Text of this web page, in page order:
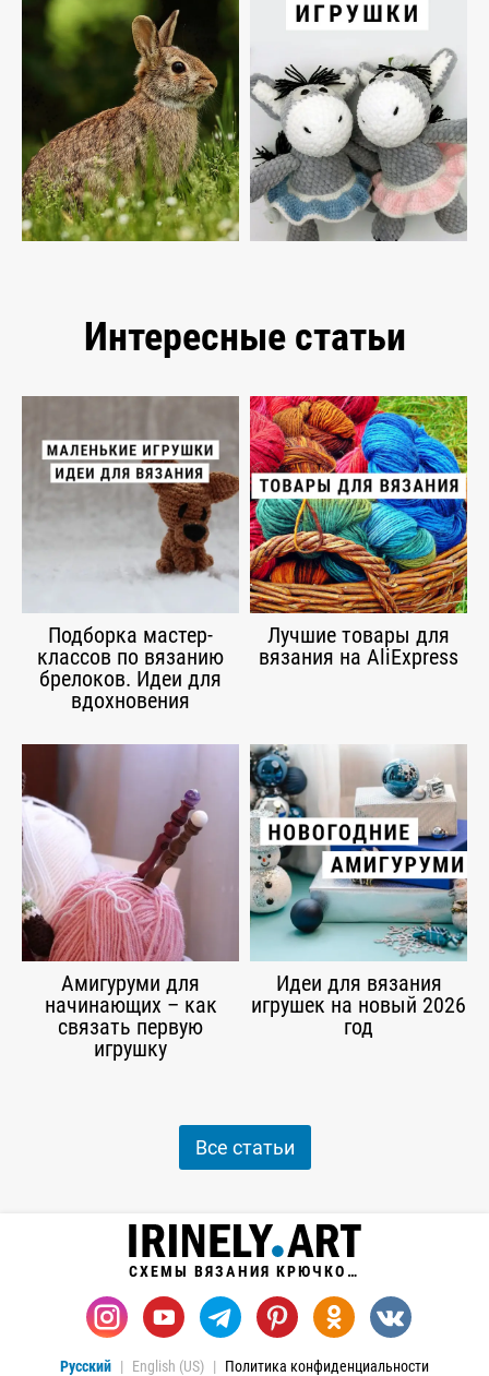
Интересные статьи
Подборка мастер-
классов по вязанию
брелоков. Идеи для
вдохновения
Лучшие товары для
вязания на AliExpress
Амигуруми для
начинающих – как
связать первую
игрушку
Идеи для вязания
игрушек на новый 2026
год
Все статьи
СХЕМЫ ВЯЗАНИЯ КРЮЧКОМ
Русский English (US) Политика конфиденциальности